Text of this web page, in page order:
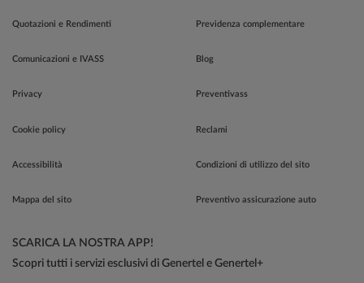
Quotazioni e Rendimenti
Comunicazioni e IVASS
Privacy
Cookie policy
Accessibilità
Mappa del sito
Previdenza complementare
Blog
Preventivass
Reclami
Condizioni di utilizzo del sito
Preventivo assicurazione auto
SCARICA LA NOSTRA APP!
Scopri tutti i servizi esclusivi di Genertel e Genertel+